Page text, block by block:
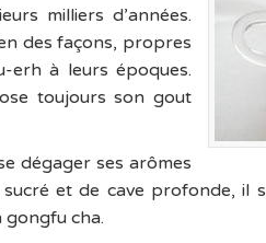
milliers d’années.
des façons, propres
erh à leurs époques.
toujours son gout
ses arômes
et de cave profonde, il
gongfu cha.